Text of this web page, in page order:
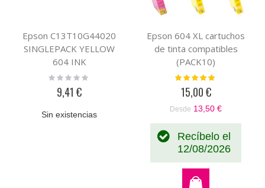
Epson C13T10G44020
SINGLEPACK YELLOW
604 INK
Rating:
9,41 €
Sin existencias
Epson 604 XL cartuchos
de tinta compatibles
(PACK10)
Valoración:
15,00 €
Desde 13,50 €
Recíbelo el
12/08/2026